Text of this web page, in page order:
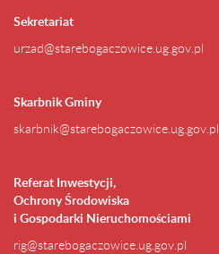
Sekretariat
urzad@starebogaczowice.ug.gov.pl
Skarbnik Gminy
skarbnik@starebogaczowice.ug.gov.pl
Referat Inwestycji,
Ochrony Środowiska
i Gospodarki Nieruchomościami
rig@starebogaczowice.ug.gov.pl